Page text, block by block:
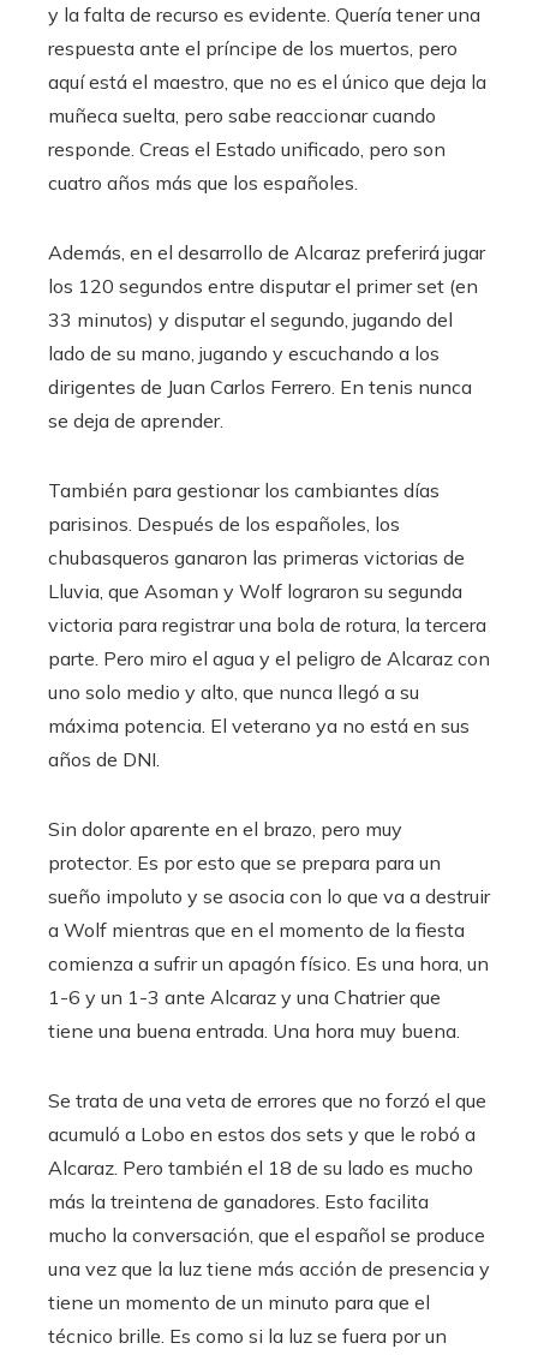
y la falta de recurso es evidente. Quería tener una
respuesta ante el príncipe de los muertos, pero
aquí está el maestro, que no es el único que deja la
muñeca suelta, pero sabe reaccionar cuando
responde. Creas el Estado unificado, pero son
cuatro años más que los españoles.
Además, en el desarrollo de Alcaraz preferirá jugar
los 120 segundos entre disputar el primer set (en
33 minutos) y disputar el segundo, jugando del
lado de su mano, jugando y escuchando a los
dirigentes de Juan Carlos Ferrero. En tenis nunca
se deja de aprender.
También para gestionar los cambiantes días
parisinos. Después de los españoles, los
chubasqueros ganaron las primeras victorias de
Lluvia, que Asoman y Wolf lograron su segunda
victoria para registrar una bola de rotura, la tercera
parte. Pero miro el agua y el peligro de Alcaraz con
uno solo medio y alto, que nunca llegó a su
máxima potencia. El veterano ya no está en sus
años de DNI.
Sin dolor aparente en el brazo, pero muy
protector. Es por esto que se prepara para un
sueño impoluto y se asocia con lo que va a destruir
a Wolf mientras que en el momento de la fiesta
comienza a sufrir un apagón físico. Es una hora, un
1-6 y un 1-3 ante Alcaraz y una Chatrier que
tiene una buena entrada. Una hora muy buena.
Se trata de una veta de errores que no forzó el que
acumuló a Lobo en estos dos sets y que le robó a
Alcaraz. Pero también el 18 de su lado es mucho
más la treintena de ganadores. Esto facilita
mucho la conversación, que el español se produce
una vez que la luz tiene más acción de presencia y
tiene un momento de un minuto para que el
técnico brille. Es como si la luz se fuera por un